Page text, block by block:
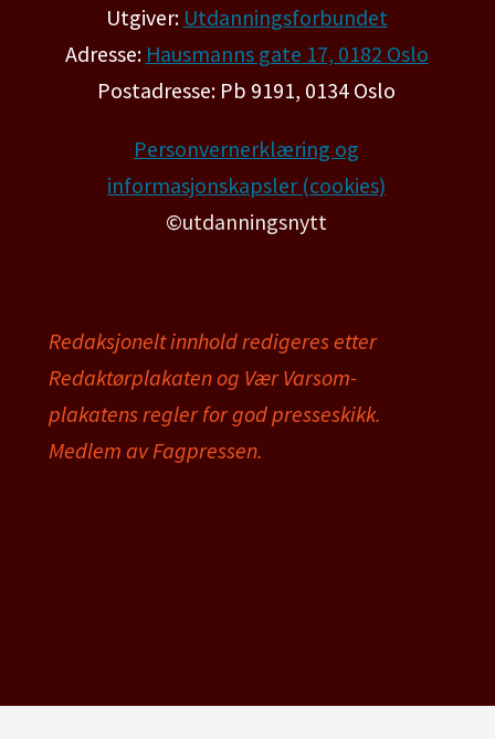
Utgiver: Utdanningsforbundet
Adresse: Hausmanns gate 17, 0182 Oslo
Postadresse: Pb 9191, 0134 Oslo
Personvernerklæring og
informasjonskapsler (cookies)
©utdanningsnytt
Redaksjonelt innhold redigeres etter
Redaktørplakaten og Vær Varsom-
plakatens regler for god presseskikk.
Medlem av Fagpressen.